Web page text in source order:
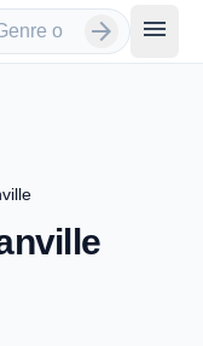
arrow_forward menu